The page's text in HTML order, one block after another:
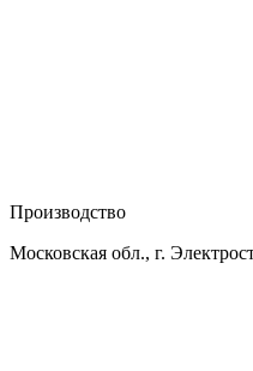
Производство
Московская обл., г.